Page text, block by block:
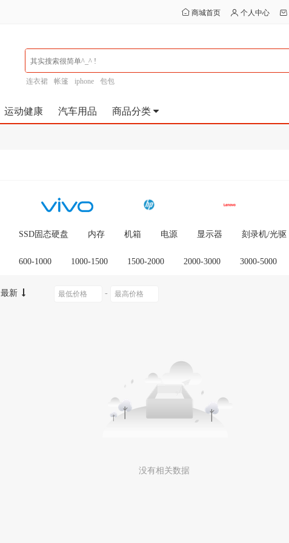
商城首页 个人中心
连衣裙 帐篷 iphone 包包
运动健康 汽车用品 商品分类
SSD固态硬盘 内存 机箱 电源 显示器 刻录机/光驱
600-1000 1000-1500 1500-2000 2000-3000 3000-5000
最新 -
没有相关数据